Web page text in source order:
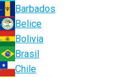
Barbados
Belice
Bolivia
Brasil
Chile